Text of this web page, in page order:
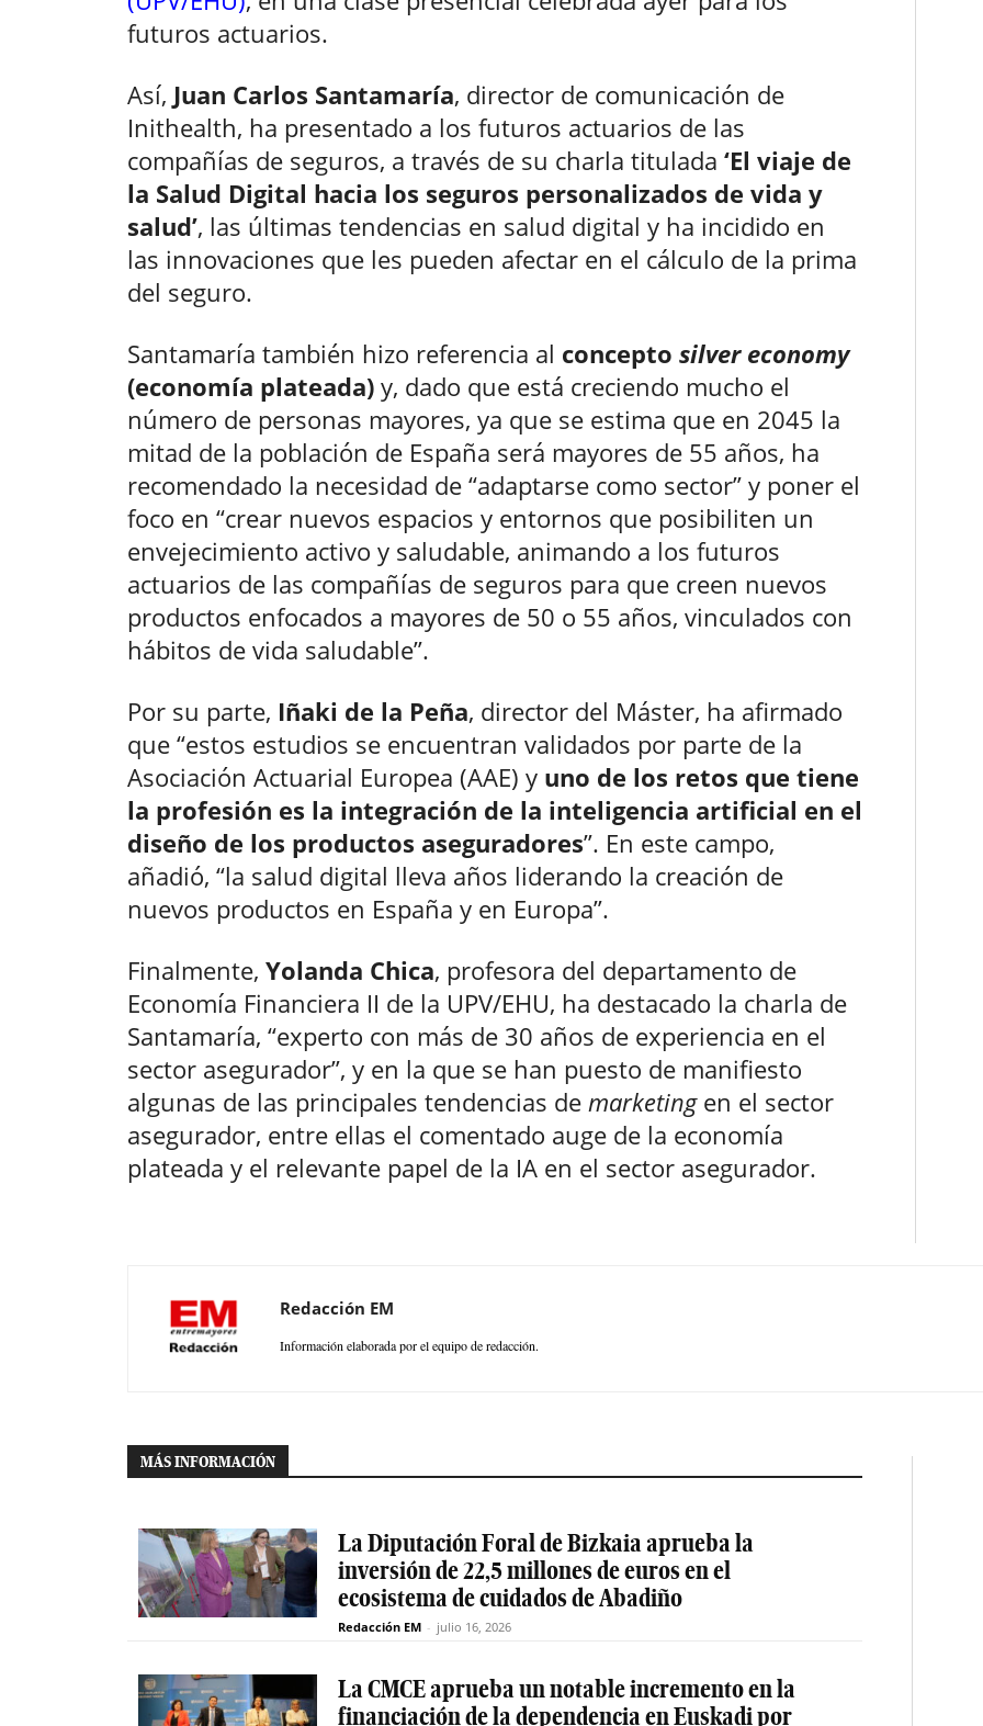
futuros actuarios.
Así, Juan Carlos Santamaría, director de comunicación de
Inithealth, ha presentado a los futuros actuarios de las
compañías de seguros, a través de su charla titulada ‘El viaje de
la Salud Digital hacia los seguros personalizados de vida y
salud’, las últimas tendencias en salud digital y ha incidido en
las innovaciones que les pueden afectar en el cálculo de la prima
del seguro.
Santamaría también hizo referencia al concepto silver economy
(economía plateada) y, dado que está creciendo mucho el
número de personas mayores, ya que se estima que en 2045 la
mitad de la población de España será mayores de 55 años, ha
recomendado la necesidad de “adaptarse como sector” y poner el
foco en “crear nuevos espacios y entornos que posibiliten un
envejecimiento activo y saludable, animando a los futuros
actuarios de las compañías de seguros para que creen nuevos
productos enfocados a mayores de 50 o 55 años, vinculados con
hábitos de vida saludable”.
Por su parte, Iñaki de la Peña, director del Máster, ha afirmado
que “estos estudios se encuentran validados por parte de la
Asociación Actuarial Europea (AAE) y uno de los retos que tiene
la profesión es la integración de la inteligencia artificial en el
diseño de los productos aseguradores”. En este campo,
añadió, “la salud digital lleva años liderando la creación de
nuevos productos en España y en Europa”.
Finalmente, Yolanda Chica, profesora del departamento de
Economía Financiera II de la UPV/EHU, ha destacado la charla de
Santamaría, “experto con más de 30 años de experiencia en el
sector asegurador”, y en la que se han puesto de manifiesto
algunas de las principales tendencias de marketingen el sector
asegurador, entre ellas el comentado auge de la economía
plateada y el relevante papel de la IA en el sector asegurador.
Redacción EM
Información elaborada por el equipo de redacción.
MÁS INFORMACIÓN
La Diputación Foral de Bizkaia aprueba la
inversión de 22,5 millones de euros en el
ecosistema de cuidados de Abadiño
Redacción EM - julio 16, 2026
La CMCE aprueba un notable incremento en la
financiación de la dependencia en Euskadi por